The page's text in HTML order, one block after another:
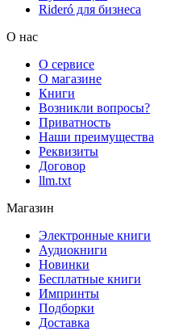
Rideró для бизнеса
О нас
О сервисе
О магазине
Книги
Возникли вопросы?
Приватность
Наши преимущества
Реквизиты
Договор
llm.txt
Магазин
Электронные книги
Аудиокниги
Новинки
Бесплатные книги
Импринты
Подборки
Доставка